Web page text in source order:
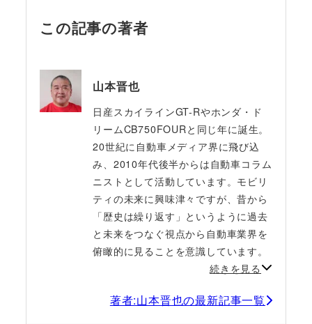
この記事の著者
山本晋也
日産スカイラインGT-Rやホンダ・ド
リームCB750FOURと同じ年に誕生。
20世紀に自動車メディア界に飛び込
み、2010年代後半からは自動車コラム
ニストとして活動しています。モビリ
ティの未来に興味津々ですが、昔から
「歴史は繰り返す」というように過去
と未来をつなぐ視点から自動車業界を
俯瞰的に見ることを意識しています。
続きを見る
著者:山本晋也の最新記事一覧